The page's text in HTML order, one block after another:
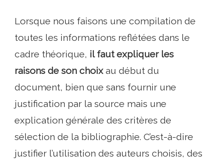
Lorsque nous faisons une compilation de
toutes les informations reflétées dans le
cadre théorique, il faut expliquer les
raisons de son choixau début du
document, bien que sans fournir une
justification par la source mais une
explication générale des critères de
sélection de la bibliographie. C’est-à-dire
justifier l’utilisation des auteurs choisis, des